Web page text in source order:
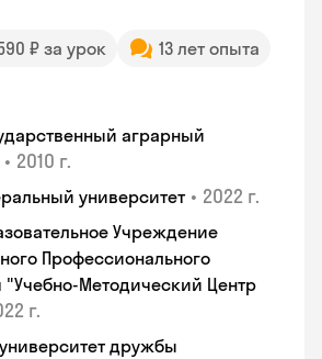
₽ за урок
13 лет опыта
аграрный
• 2010 г.
университет • 2022 г.
Учреждение
Профессионального
"Учебно-Методический Центр
г.
дружбы